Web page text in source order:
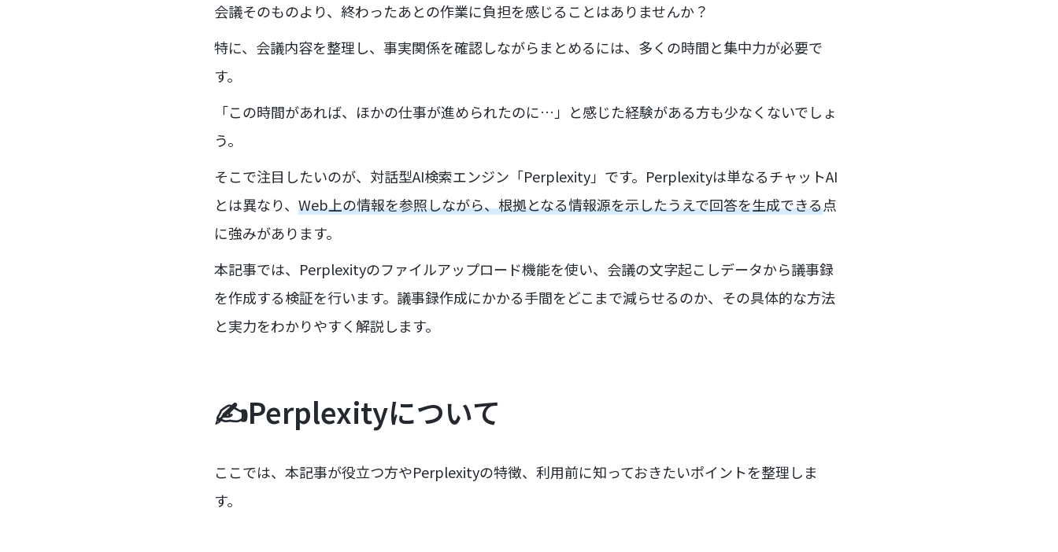
会議そのものより、終わったあとの作業に負担を感じることはありませんか？
特に、会議内容を整理し、事実関係を確認しながらまとめるには、多くの時間と集中力が必要で
す。
「この時間があれば、ほかの仕事が進められたのに…」と感じた経験がある方も少なくないでしょ
う。
そこで注目したいのが、対話型AI検索エンジン「Perplexity」です。Perplexityは単なるチャットAI
とは異なり、 Web上の情報を参照しながら、根拠となる情報源を示したうえで回答を生成できる点
に強みがあります。
本記事では、Perplexityのファイルアップロード機能を使い、会議の文字起こしデータから議事録
を作成する検証を行います。議事録作成にかかる手間をどこまで減らせるのか、その具体的な方法
と実力をわかりやすく解説します。
✍️Perplexityについて
ここでは、本記事が役立つ方やPerplexityの特徴、利用前に知っておきたいポイントを整理しま
す。